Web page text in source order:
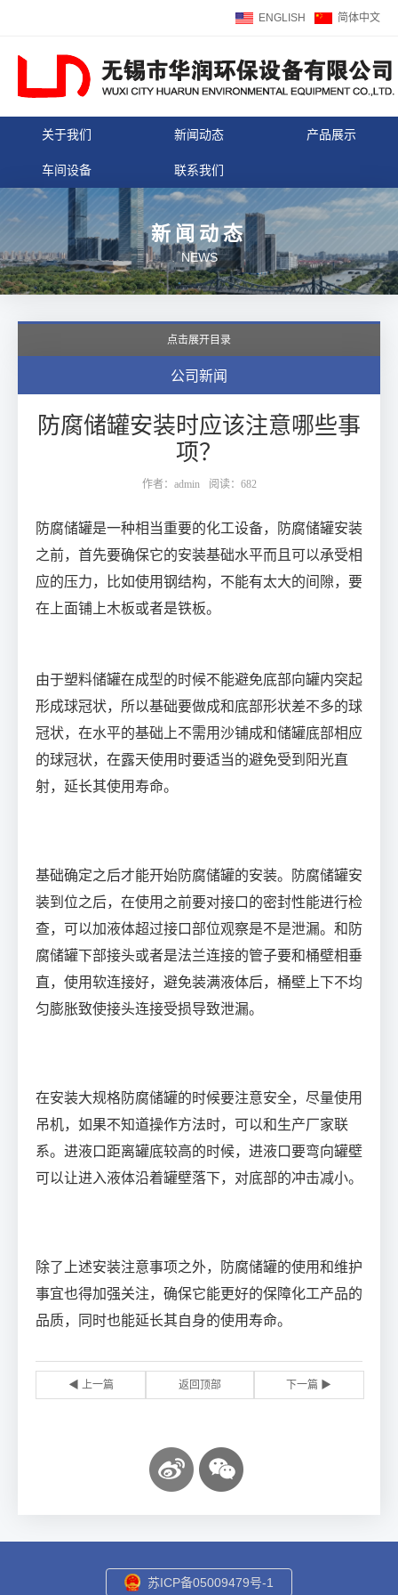
ENGLISH 简体中文
关于我们 新闻动态 产品展示
车间设备 联系我们
新闻动态
NEWS
点击展开目录
公司新闻
防腐储罐安装时应该注意哪些事
项？
作者：admin 阅读：682
防腐储罐是一种相当重要的化工设备，防腐储罐安装
之前，首先要确保它的安装基础水平而且可以承受相
应的压力，比如使用钢结构，不能有太大的间隙，要
在上面铺上木板或者是铁板。
由于塑料储罐在成型的时候不能避免底部向罐内突起
形成球冠状，所以基础要做成和底部形状差不多的球
冠状，在水平的基础上不需用沙铺成和储罐底部相应
的球冠状，在露天使用时要适当的避免受到阳光直
射，延长其使用寿命。
基础确定之后才能开始防腐储罐的安装。防腐储罐安
装到位之后，在使用之前要对接口的密封性能进行检
查，可以加液体超过接口部位观察是不是泄漏。和防
腐储罐下部接头或者是法兰连接的管子要和桶壁相垂
直，使用软连接好，避免装满液体后，桶壁上下不均
匀膨胀致使接头连接受损导致泄漏。
在安装大规格防腐储罐的时候要注意安全，尽量使用
吊机，如果不知道操作方法时，可以和生产厂家联
系。进液口距离罐底较高的时候，进液口要弯向罐壁
可以让进入液体沿着罐壁落下，对底部的冲击减小。
除了上述安装注意事项之外，防腐储罐的使用和维护
事宜也得加强关注，确保它能更好的保障化工产品的
品质，同时也能延长其自身的使用寿命。
◀ 上一篇 返回顶部 下一篇 ▶
苏ICP备05009479号-1